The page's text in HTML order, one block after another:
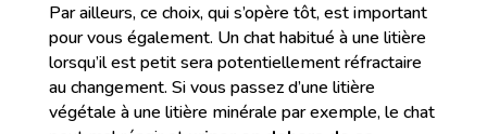
Par ailleurs, ce choix, qui s’opère tôt, est important
pour vous également. Un chat habitué à une litière
lorsqu’il est petit sera potentiellement réfractaire
au changement. Si vous passez d’une litière
végétale à une litière minérale par exemple, le chat